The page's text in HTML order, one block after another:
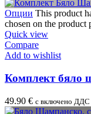
Опции This product
chosen on the product
Quick view
Compare
Add to wishlist
Комплект бяло
49.90 € с включено ДДС